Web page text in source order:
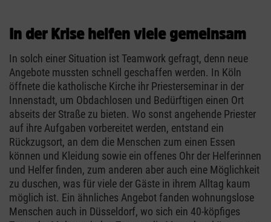
In der Krise helfen viele gemeinsam
In solch einer Situation ist Teamwork gefragt, denn neue
Angebote mussten schnell geschaffen werden. In Köln
öffnete die katholische Kirche ihr Priesterseminar in der
Innenstadt, um Obdachlosen und Bedürftigen einen Ort
abseits der Straße zu bieten. Wo sonst angehende Priester
auf ihre Aufgaben vorbereitet werden, entstand ein
Rückzugsort, an dem die Menschen zum einen Essen
können und Kleidung sowie ein offenes Ohr der Helferinnen
und Helfer finden, zum anderen aber auch eine Möglichkeit
zu duschen, was für viele der Gäste in ihrem Alltag kaum
möglich ist. Ein ähnliches Angebot fanden wohnungslose
Menschen auch in Düsseldorf, wo sich ein 40-köpfiges